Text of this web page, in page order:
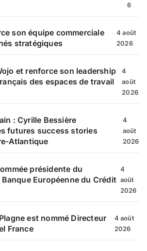
6
son équipe commerciale
stratégiques
4 août
2026
et renforce son leadership
des espaces de travail
4
août
2026
: Cyrille Bessière
futures success stories
Atlantique
4
août
2026
présidente du
Européenne du Crédit
4
août
2026
est nommé Directeur
France
4 août
2026